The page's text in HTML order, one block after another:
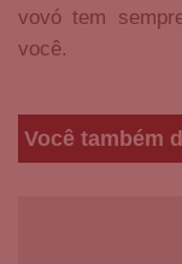
vovó tem
você.
Você também